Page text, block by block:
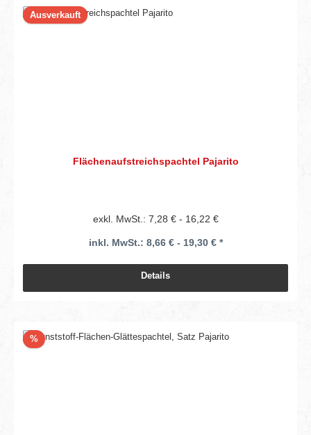
Ausverkauft
Flächenaufstreichspachtel Pajarito
exkl. MwSt.: 7,28 € - 16,22 €
inkl. MwSt.: 8,66 € - 19,30 € *
Details
%Rabatt